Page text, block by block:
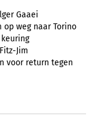
Gaaei
weg naar Torino
Jim
voor return tegen